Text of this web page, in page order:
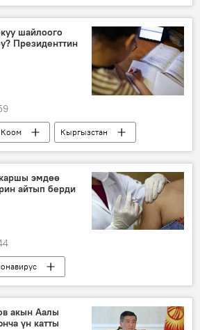
ИИМ
шайлоого
Президенттин
Коом
Кыргызстан
президент
мектеп
каршы эмдөө
айтып берди
Коом
Россия
иммунитет
акын Аалы
үн катты